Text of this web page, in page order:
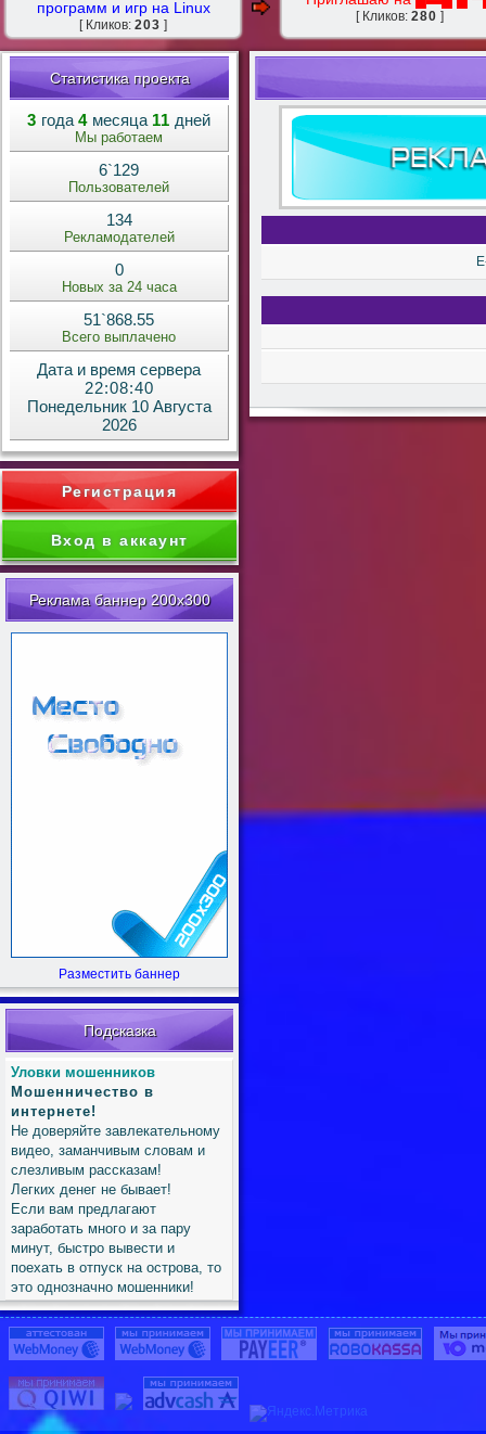
программ и игр на Linux
[ Кликов: 203 ]
[ Кликов: 280 ]
Статистика проекта
3 года 4 месяца 11 дней
Мы работаем
6`129
Пользователей
134
Рекламодателей
0
Новых за 24 часа
51`868.55
Всего выплачено
Дата и время сервера
22:08:41
Понедельник 10 Августа
2026
Регистрация
Вход в аккаунт
Реклама баннер 200x300
Разместить баннер
Подсказка
Уловки мошенников
Мошенничество в
интернете!
Не доверяйте завлекательному
видео, заманчивым словам и
слезливым рассказам!
Легких денег не бывает!
Если вам предлагают
заработать много и за пару
минут, быстро вывести и
поехать в отпуск на острова, то
это однозначно мошенники!